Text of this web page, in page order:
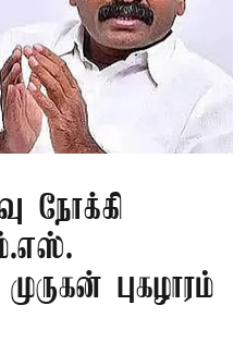
நோக்கி
புகழாரம்